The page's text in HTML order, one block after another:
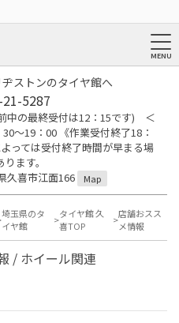
ストンのタイヤ館へ
5287
中の最終受付は12：15です) ＜
～19：00 《作業受付終了18：
っては受付終了時間が早まる場
ます。
久喜市江面166
Map
埼玉県のタ
イヤ館
タイヤ館 久
喜TOP
店舗おスス
メ情報
/ ホイール関連